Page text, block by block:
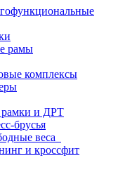
рамы
комплексы
рамки и ДРТ
брусья
веса
и кроссфит